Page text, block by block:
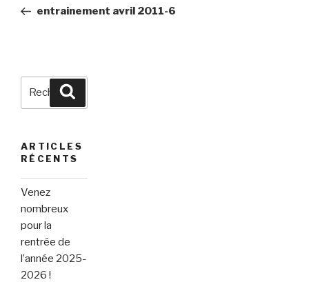
l’article
précédent
entrainement avril 2011-6
Recherche
ARTICLES
RÉCENTS
Venez
nombreux
pour la
rentrée de
l’année 2025-
2026 !